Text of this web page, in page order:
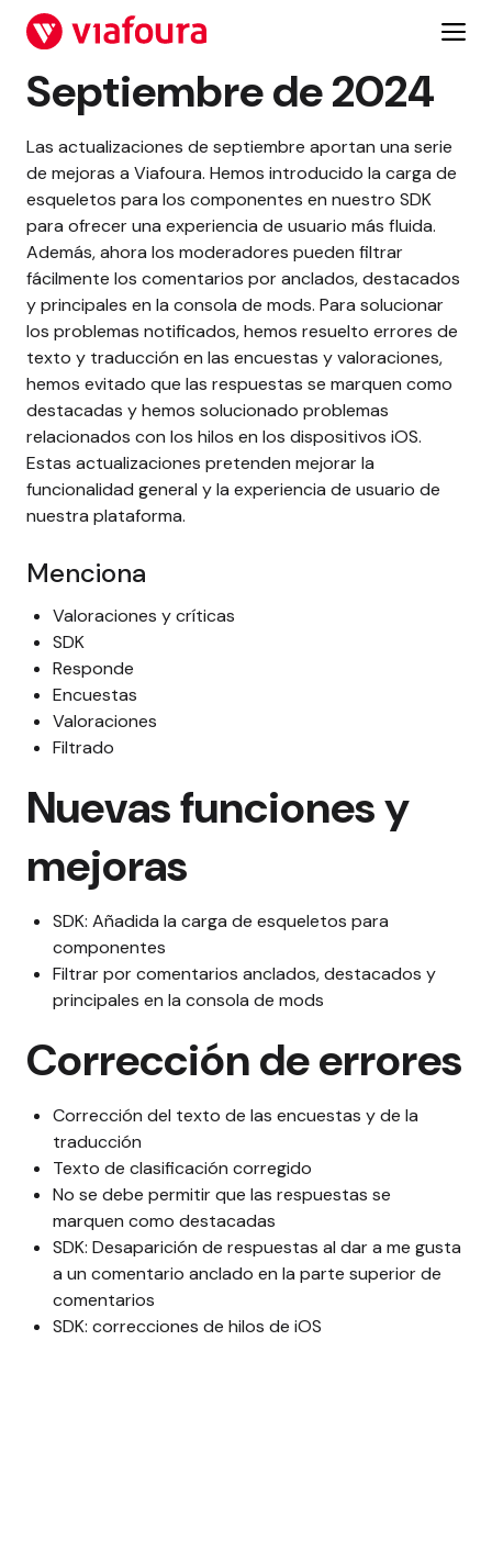
Saltar
Septiembre de 2024
Las actualizaciones de septiembre aportan una serie
de mejoras a Viafoura. Hemos introducido la carga de
esqueletos para los componentes en nuestro SDK
para ofrecer una experiencia de usuario más fluida.
Además, ahora los moderadores pueden filtrar
fácilmente los comentarios por anclados, destacados
y principales en la consola de mods. Para solucionar
los problemas notificados, hemos resuelto errores de
texto y traducción en las encuestas y valoraciones,
hemos evitado que las respuestas se marquen como
destacadas y hemos solucionado problemas
relacionados con los hilos en los dispositivos iOS.
Estas actualizaciones pretenden mejorar la
funcionalidad general y la experiencia de usuario de
nuestra plataforma.
Menciona
Valoraciones y críticas
SDK
Responde
Encuestas
Valoraciones
Filtrado
Nuevas funciones y
mejoras
SDK: Añadida la carga de esqueletos para
componentes
Filtrar por comentarios anclados, destacados y
principales en la consola de mods
Corrección de errores
Corrección del texto de las encuestas y de la
traducción
Texto de clasificación corregido
No se debe permitir que las respuestas se
marquen como destacadas
SDK: Desaparición de respuestas al dar a me gusta
a un comentario anclado en la parte superior de
comentarios
SDK: correcciones de hilos de iOS